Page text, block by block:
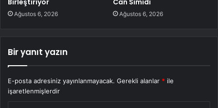
Ağustos 6, 2026 Ağustos 6, 2026
Bir yanıt yazın
E-posta adresiniz yayınlanmayacak. Gerekli alanlar * ile
işaretlenmişlerdir